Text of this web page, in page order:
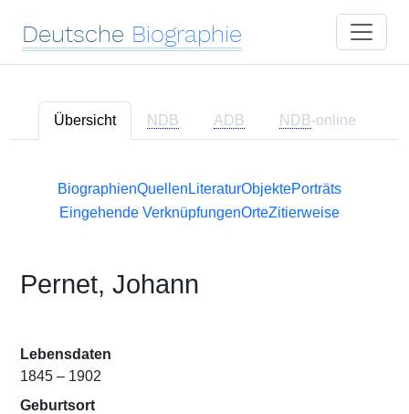
Deutsche Biographie
Übersicht NDB ADB NDB-online
BiographienQuellen LiteraturObjektePorträts
Eingehende VerknüpfungenOrteZitierweise
Pernet, Johann
Lebensdaten
1845 – 1902
Geburtsort